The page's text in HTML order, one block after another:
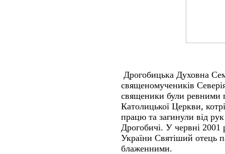
Дрогобицька Духовна
священомучеників
священики були ревними
Католицької Церкви,
працю та загинули від
Дрогобичі. У червні 2001
України Святіший отець
блаженними.